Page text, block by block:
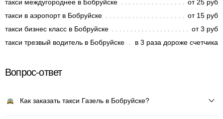
такси междугороднее в Бобруйске
от 25 руб
такси в аэропорт в Бобруйске
от 15 руб
такси бизнес класс в Бобруйске
от 3 руб
такси трезвый водитель в Бобруйске
в 3 раза дороже счетчика
Вопрос-ответ
Как заказать такси Газель в Бобруйске?